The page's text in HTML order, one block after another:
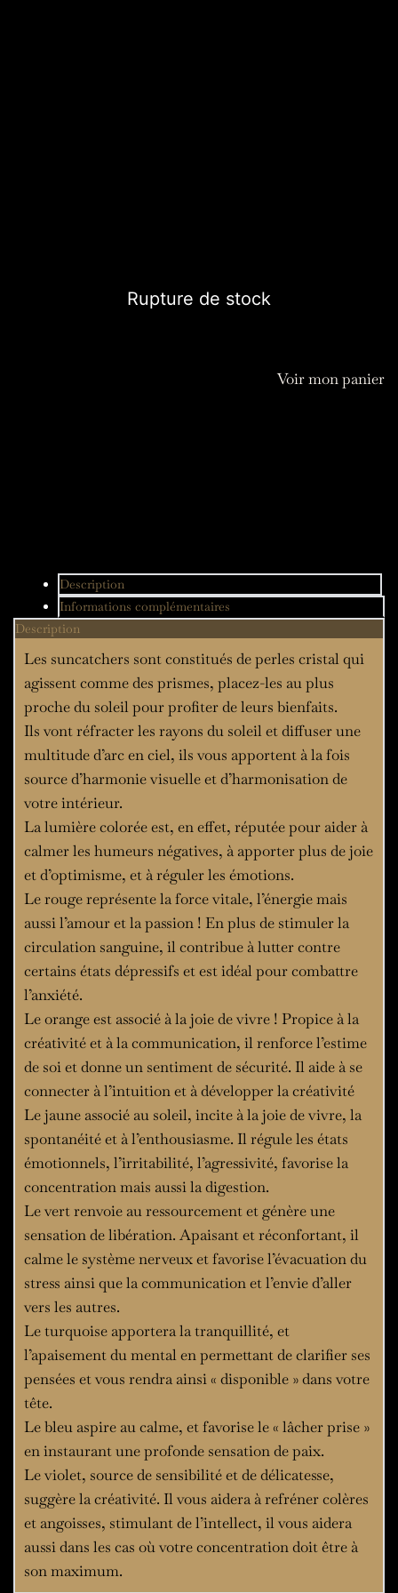
Rupture de stock
Voir mon panier
Description
Informations complémentaires
Description
Les suncatchers sont constitués de perles cristal qui
agissent comme des prismes, placez-les au plus
proche du soleil pour profiter de leurs bienfaits.
Ils vont réfracter les rayons du soleil et diffuser une
multitude d’arc en ciel, ils vous apportent à la fois
source d’harmonie visuelle et d’harmonisation de
votre intérieur.
La lumière colorée est, en effet, réputée pour aider à
calmer les humeurs négatives, à apporter plus de joie
et d’optimisme, et à réguler les émotions.
Le rouge représente la force vitale, l’énergie mais
aussi l’amour et la passion ! En plus de stimuler la
circulation sanguine, il contribue à lutter contre
certains états dépressifs et est idéal pour combattre
l’anxiété.
Le orange est associé à la joie de vivre ! Propice à la
créativité et à la communication, il renforce l’estime
de soi et donne un sentiment de sécurité. Il aide à se
connecter à l’intuition et à développer la créativité
Le jaune associé au soleil, incite à la joie de vivre, la
spontanéité et à l’enthousiasme. Il régule les états
émotionnels, l’irritabilité, l’agressivité, favorise la
concentration mais aussi la digestion.
Le vert renvoie au ressourcement et génère une
sensation de libération. Apaisant et réconfortant, il
calme le système nerveux et favorise l’évacuation du
stress ainsi que la communication et l’envie d’aller
vers les autres.
Le turquoise apportera la tranquillité, et
l’apaisement du mental en permettant de clarifier ses
pensées et vous rendra ainsi « disponible » dans votre
tête.
Le bleu aspire au calme, et favorise le « lâcher prise »
en instaurant une profonde sensation de paix.
Le violet, source de sensibilité et de délicatesse,
suggère la créativité. Il vous aidera à refréner colères
et angoisses, stimulant de l’intellect, il vous aidera
aussi dans les cas où votre concentration doit être à
son maximum.